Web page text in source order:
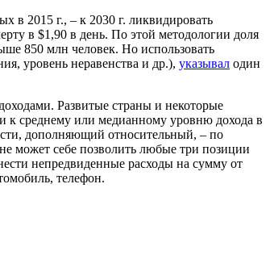
в 2015 г., – к 2030 г. ликвидировать
в $1,90 в день. По этой методологии доля
850 млн человек. Но использовать
уровень неравенства и др.), указывал один
Развитые страны и некоторые
к среднему или медианному уровню дохода в
дополняющий относительный, – по
может себе позволить любые три позиции
непредвиденные расходы на сумму от
телефон.